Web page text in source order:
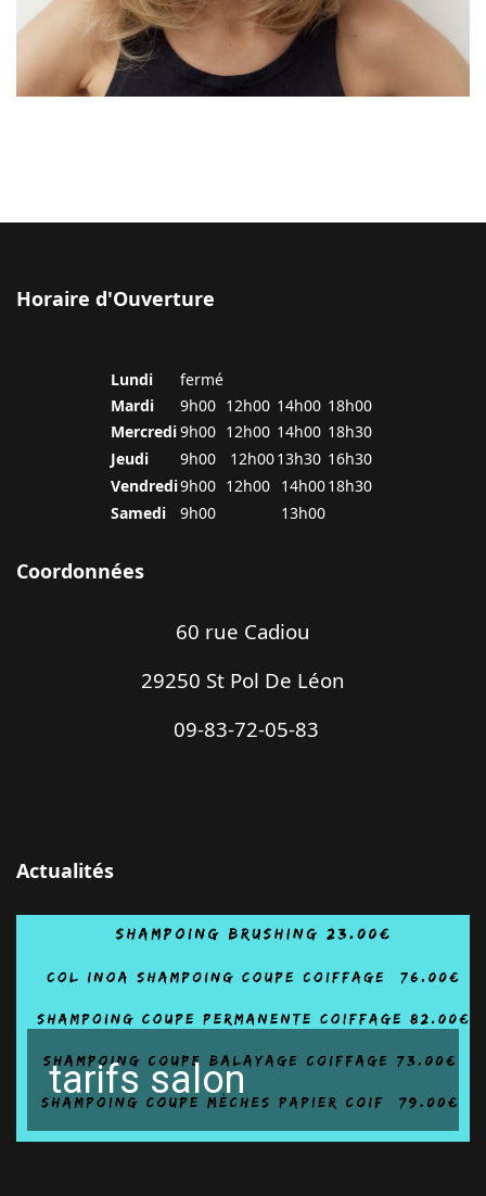
Horaire d'Ouverture
Lundi
fermé
Mardi
9h00 12h00 14h00 18h00
Mercredi9h00 12h00 14h00 18h30
Jeudi
9h00 12h0013h30 16h30
Vendredi9h00 12h00 14h0018h30
Samedi
9h00 13h00
Coordonnées
60 rue Cadiou
29250 St Pol De Léon
09-83-72-05-83
Actualités
tarifs salon